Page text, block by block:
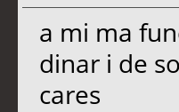
a mi ma
dinar i de
cares